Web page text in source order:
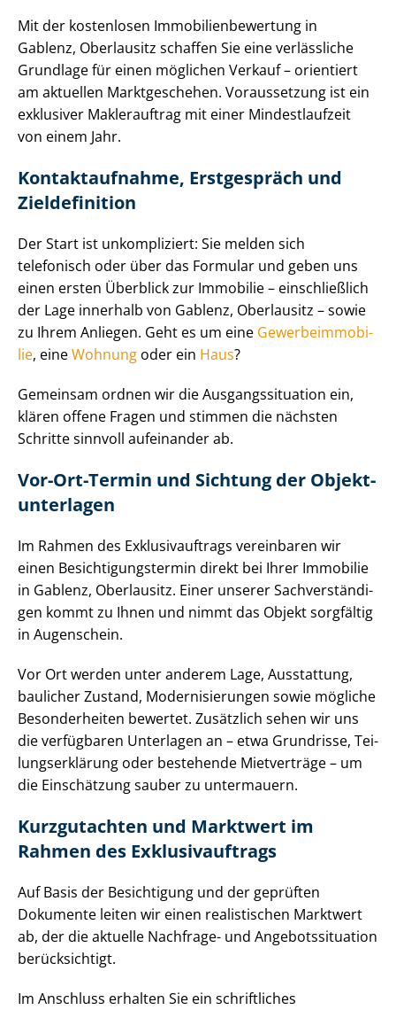
Mit der kostenlosen Im­mo­bi­li­en­be­wer­tung in
Gablenz, Oberlausitz schaffen Sie eine verlässliche
Grundlage für einen möglichen Verkauf – orientiert
am aktuellen Marktgeschehen. Voraussetzung ist ein
exklusiver Maklerauftrag mit einer Mindestlaufzeit
von einem Jahr.
Kontaktaufnahme, Erstgespräch und
Zieldefinition
Der Start ist unkompliziert: Sie melden sich
telefonisch oder über das Formular und geben uns
einen ersten Überblick zur Immobilie – einschließlich
der Lage innerhalb von Gablenz, Oberlausitz – sowie
zu Ihrem Anliegen. Geht es um eine Ge­wer­be­im­mo­bi­
lie, eineWohnung oder ein Haus?
Gemeinsam ordnen wir die Aus­gangs­si­tua­ti­on ein,
klären offene Fragen und stimmen die nächsten
Schritte sinnvoll aufeinander ab.
Vor-Ort-Termin und Sichtung der Ob­jekt­
un­ter­la­gen
Im Rahmen des Ex­klu­siv­auf­trags vereinbaren wir
einen Be­sich­ti­gungs­ter­min direkt bei Ihrer Immobilie
in Gablenz, Oberlausitz. Einer unserer Sach­ver­stän­di­
gen kommt zu Ihnen und nimmt das Objekt sorgfältig
in Augenschein.
Vor Ort werden unter anderem Lage, Ausstattung,
baulicher Zustand, Mo­der­ni­sie­run­gen sowie mögliche
Besonderheiten bewertet. Zusätzlich sehen wir uns
die verfügbaren Unterlagen an – etwa Grundrisse, Tei­
lungs­er­klä­rung oder bestehende Mietverträge – um
die Einschätzung sauber zu untermauern.
Kurzgutachten und Marktwert im
Rahmen des Ex­klu­siv­auf­trags
Auf Basis der Besichtigung und der geprüften
Dokumente leiten wir einen realistischen Marktwert
ab, der die aktuelle Nachfrage- und An­ge­bots­si­tua­ti­on
berücksichtigt.
Im Anschluss erhalten Sie ein schriftliches